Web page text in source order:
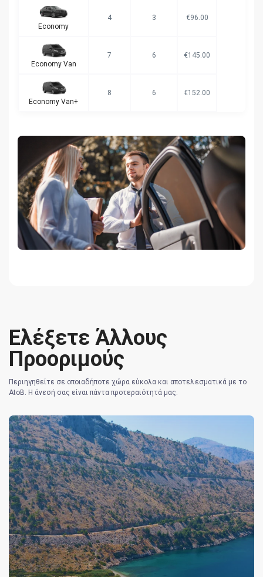
Economy
4 3 €96.00
Economy Van
7 6 €145.00
Economy Van+
8 6 €152.00
Ελέξετε Άλλους
Προοριμούς
Περιηγηθείτε σε οποιαδήποτε χώρα εύκολα και αποτελεσματικά με το
AtoB. Η άνεσή σας είναι πάντα προτεραιότητά μας.